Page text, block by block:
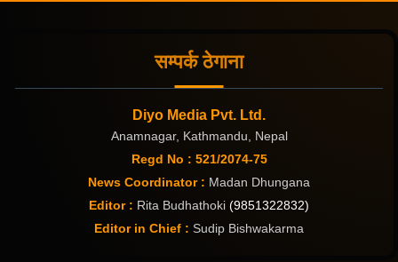
सम्पर्क ठेगाना
Diyo Media Pvt. Ltd.
Anamnagar, Kathmandu, Nepal
Regd No : 521/2074-75
News Coordinator : Madan Dhungana
Editor : Rita Budhathoki (9851322832)
Editor in Chief : Sudip Bishwakarma